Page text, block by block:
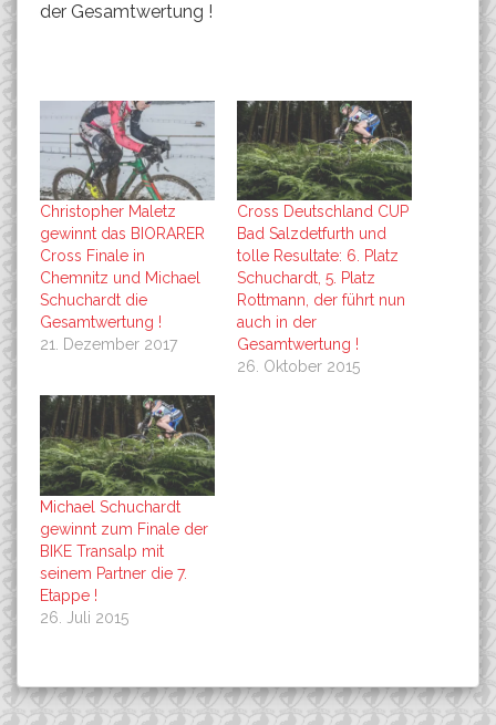
der Gesamtwertung !
Christopher Maletz
gewinnt das BIORARER
Cross Finale in
Chemnitz und Michael
Schuchardt die
Gesamtwertung !
21. Dezember 2017
Cross Deutschland CUP
Bad Salzdetfurth und
tolle Resultate: 6. Platz
Schuchardt, 5. Platz
Rottmann, der führt nun
auch in der
Gesamtwertung !
26. Oktober 2015
Michael Schuchardt
gewinnt zum Finale der
BIKE Transalp mit
seinem Partner die 7.
Etappe !
26. Juli 2015